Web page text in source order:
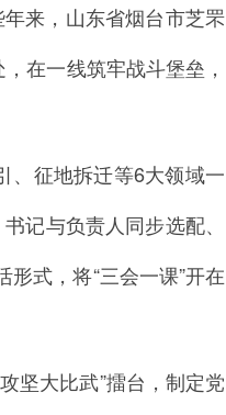
来，山东省烟台市芝罘
在一线筑牢战斗堡垒，
、征地拆迁等6大领域一
记与负责人同步选配、
式，将“三会一课”开在
坚大比武”擂台，制定党